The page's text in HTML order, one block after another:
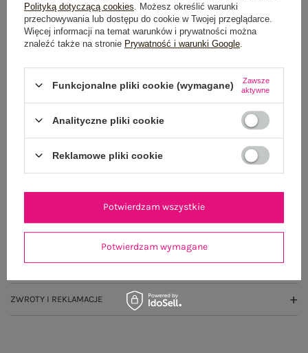
Dostawaod 7,99 zł
Wysyłka jutro
100 dni na zwrot
OPINIE O PRODUKCIE (1)
WYSYŁKA I DOSTAWA
ZWROTY I REKLAMACJE
Polityką dotyczącą cookies . Możesz określić warunki
przechowywania lub dostępu do cookie w Twojej przeglądarce.
Więcej informacji na temat warunków i prywatności można
znaleźć także na stronie Prywatność i warunki Google
Funkcjonalne pliki cookie (wymagane)
Zawsze
aktywne
Analityczne pliki cookie
Reklamowe pliki cookie
Potwierdzam wymagane
Potwierdzam wszystkie